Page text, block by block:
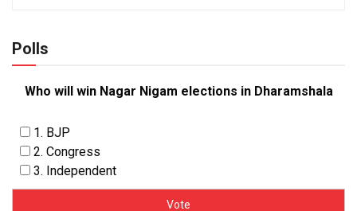
Polls
Who will win Nagar Nigam elections in Dharamshala
1. BJP
2. Congress
3. Independent